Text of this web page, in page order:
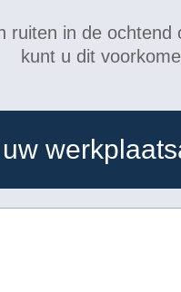
ruiten in de
kunt u dit